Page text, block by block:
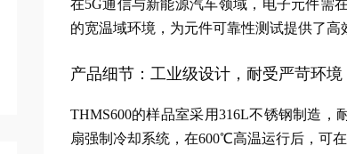
在5G通信与新能源汽车领域，电子元件需
的宽温域环境，为元件可靠性测试提供了高
产品细节：工业级设计，耐受严苛环境
THMS600的样品室采用316L不锈钢制造
扇强制冷却系统，在600℃高温运行后，可